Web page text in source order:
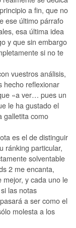
a fin, que no
ese último párrafo
esa última idea
y que sin embargo
si no te
vuestros análisis,
hecho reflexionar
«a ver… pues un
le ha gustado el
galletita como
es el de distinguir
ránking particular,
solventable
2 me encanta,
mejor, y cada uno le
las notas
a ser como el
molesta a los